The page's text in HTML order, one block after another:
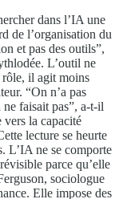
dans l’IA une
de l’organisation du
et pas des outils”,
L’outil ne
rôle, il agit moins
“On n’a pas
ne faisait pas”, a-t-il
vers la capacité
lecture se heurte
L’IA ne se comporte
parce qu’elle
sociologue
Elle impose des